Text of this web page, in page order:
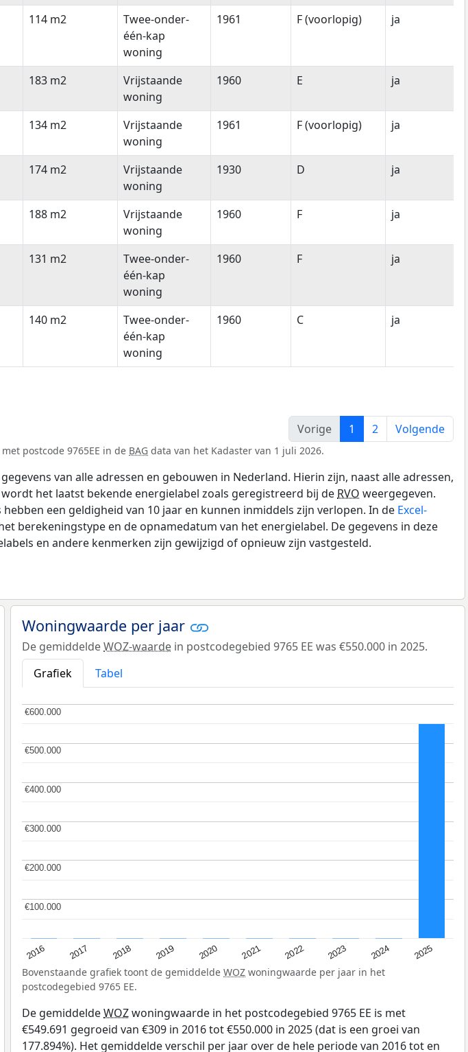
114 m2
Twee-onder-
één-kap
woning
1961 F (voorlopig) ja
183 m2
Vrijstaande
woning
1960 E ja
134 m2
Vrijstaande
woning
1961 F (voorlopig) ja
174 m2
Vrijstaande
woning
1930 D ja
188 m2
Vrijstaande
woning
1960 F ja
131 m2
Twee-onder-
één-kap
woning
1960 F ja
140 m2
Twee-onder-
één-kap
woning
1960 C ja
Vorige
1 2 Volgende
postcode 9765EE in de BAG data van het Kadaster van 1 juli 2026.
van alle adressen en gebouwen in Nederland. Hierin zijn, naast alle adressen,
het laatst bekende energielabel zoals geregistreerd bij de RVO weergegeven.
een geldigheid van 10 jaar en kunnen inmiddels zijn verlopen. In de Excel-
berekeningstype en de opnamedatum van het energielabel. De gegevens in deze
en andere kenmerken zijn gewijzigd of opnieuw zijn vastgesteld.
Woningwaarde per jaar
De gemiddeldeWOZ-waarde in postcodegebied 9765 EE was €550.000 in 2025.
Grafiek
Tabel
2016 2017 2018 2019 2020 2021 2022 2023 2024 2025
€100.000
€100.000
€200.000
€200.000
€300.000
€300.000
€400.000
€400.000
€500.000
€500.000
€600.000
€600.000
Bovenstaande grafiek toont de gemiddelde WOZ woningwaarde per jaar in het
postcodegebied 9765 EE.
De gemiddeldeWOZwoningwaarde in het postcodegebied 9765 EE is met
€549.691 gegroeid van €309 in 2016 tot €550.000 in 2025 (dat is een groei van
177.894%). Het gemiddelde verschil per jaar over de hele periode van 2016 tot en